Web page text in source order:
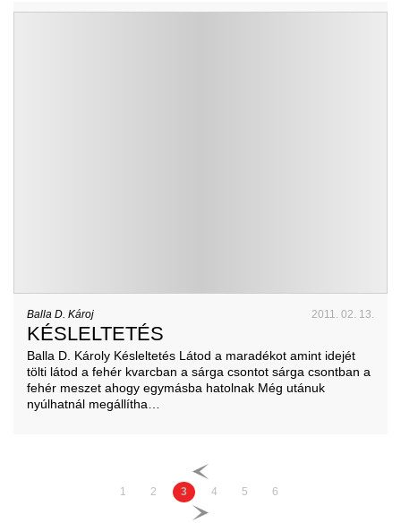
Balla D. Károj 2011. 02. 13.
KÉSLELTETÉS
Balla D. Károly Késleltetés Látod a maradékot amint idejét
tölti látod a fehér kvarcban a sárga csontot sárga csontban a
fehér meszet ahogy egymásba hatolnak Még utánuk
nyúlhatnál megállítha…
1 2 3 4 5 6